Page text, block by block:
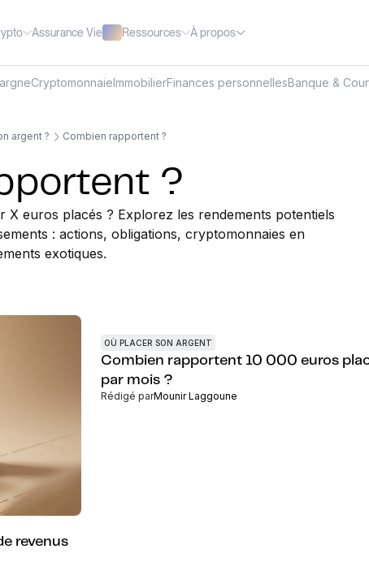
Assurance Vie Ressources À propos
CryptomonnaieImmobilierFinances personnellesBanque &
argent ? Combien rapportent ?
?
euros placés ? Explorez les rendements potentiels
: actions, obligations, cryptomonnaies en
exotiques.
revenus
OÙ PLACER SON ARGENT
Combien rapportent 10 000 euros
par mois ?
Rédigé parMounir Laggoune